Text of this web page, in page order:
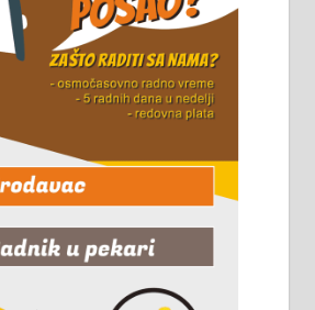
врсте димњака.